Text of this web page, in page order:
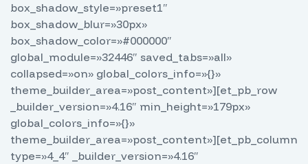
box_shadow_style=»preset1″
box_shadow_blur=»30px»
box_shadow_color=»#000000″
global_module=»32446″ saved_tabs=»all»
collapsed=»on» global_colors_info=»{}»
theme_builder_area=»post_content»][et_pb_row
_builder_version=»4.16″ min_height=»179px»
global_colors_info=»{}»
theme_builder_area=»post_content»][et_pb_column
type=»4_4″ _builder_version=»4.16″